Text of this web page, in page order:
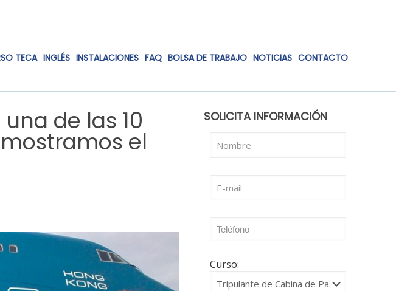
TECA INGLÉS INSTALACIONES FAQ BOLSA DE TRABAJO NOTICIAS CONTACTO
de las 10
el
SOLICITA INFORMACIÓN
Curso: